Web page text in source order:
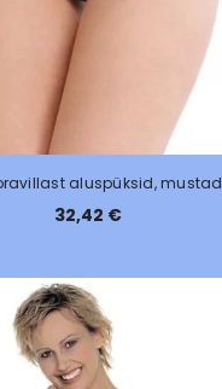
aluspüksid, mustad
32,42 €